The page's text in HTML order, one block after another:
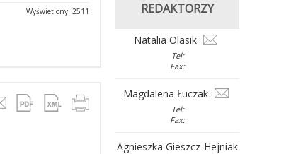
Wyświetlony: 2511 REDAKTORZY
Natalia Olasik
Tel:
Fax:
Magdalena Łuczak
Tel:
Fax:
Agnieszka Gieszcz-Hejniak